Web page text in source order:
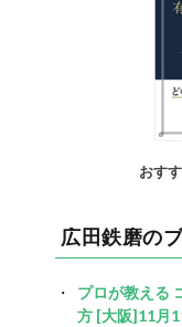
おす
広田鉄磨の
プロが教える
方 [大阪]11月